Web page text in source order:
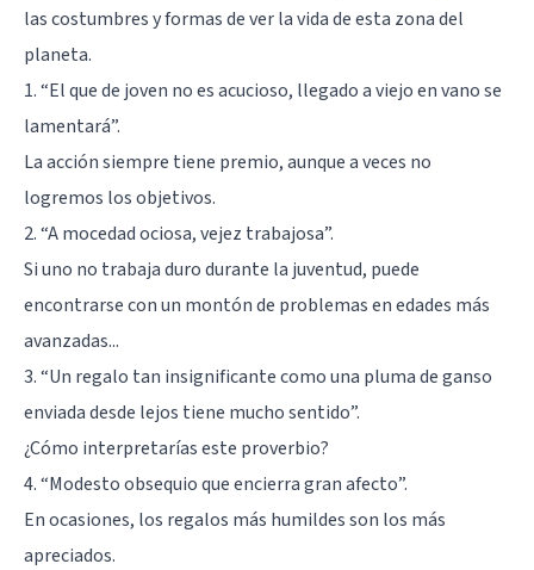
las costumbres y formas de ver la vida de esta zona del
planeta.
1. “El que de joven no es acucioso, llegado a viejo en vano se
lamentará”.
La acción siempre tiene premio, aunque a veces no
logremos los objetivos.
2. “A mocedad ociosa, vejez trabajosa”.
Si uno no trabaja duro durante la juventud, puede
encontrarse con un montón de problemas en edades más
avanzadas...
3. “Un regalo tan insignificante como una pluma de ganso
enviada desde lejos tiene mucho sentido”.
¿Cómo interpretarías este proverbio?
4. “Modesto obsequio que encierra gran afecto”.
En ocasiones, los regalos más humildes son los más
apreciados.